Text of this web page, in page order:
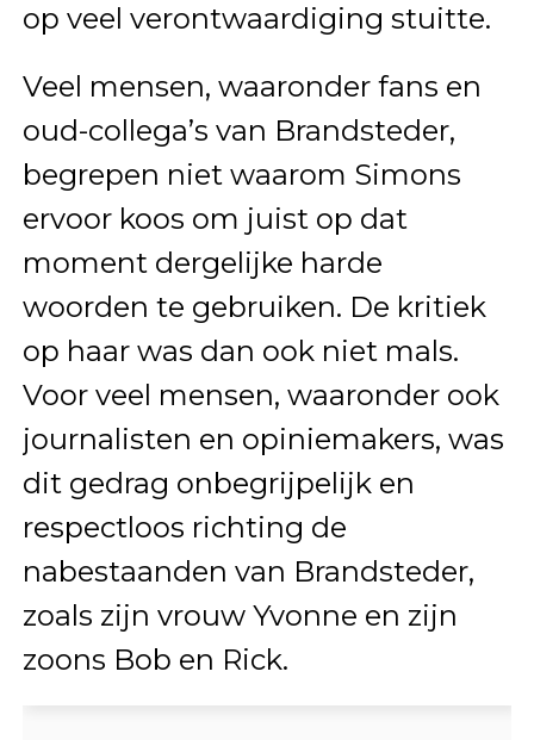
op veel verontwaardiging stuitte.
Veel mensen, waaronder fans en
oud-collega’s van Brandsteder,
begrepen niet waarom Simons
ervoor koos om juist op dat
moment dergelijke harde
woorden te gebruiken. De kritiek
op haar was dan ook niet mals.
Voor veel mensen, waaronder ook
journalisten en opiniemakers, was
dit gedrag onbegrijpelijk en
respectloos richting de
nabestaanden van Brandsteder,
zoals zijn vrouw Yvonne en zijn
zoons Bob en Rick.